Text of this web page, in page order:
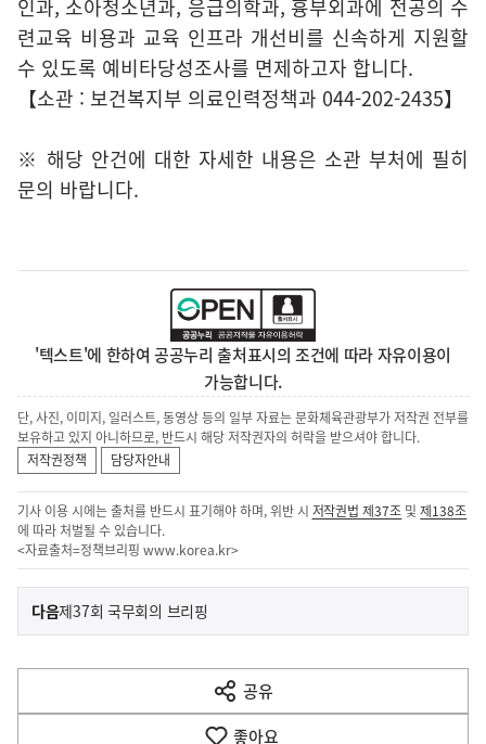
인과, 소아청소년과, 응급의학과, 흉부외과에 전공의 수
련교육 비용과 교육 인프라 개선비를 신속하게 지원할
수 있도록 예비타당성조사를 면제하고자 합니다.
【소관 : 보건복지부 의료인력정책과 044-202-2435】
※ 해당 안건에 대한 자세한 내용은 소관 부처에 필히
문의 바랍니다.
'텍스트'에 한하여 공공누리 출처표시의 조건에 따라 자유이용이
가능합니다.
단, 사진, 이미지, 일러스트, 동영상 등의 일부 자료는 문화체육관광부가 저작권 전부를
보유하고 있지 아니하므로, 반드시 해당 저작권자의 허락을 받으셔야 합니다.
저작권정책
담당자안내
기사 이용 시에는 출처를 반드시 표기해야 하며, 위반 시 저작권법 제37조 및제138조
에 따라 처벌될 수 있습니다.
<자료출처=정책브리핑 www.korea.kr>
이
전
다
음
다음기
제37회 국무회의 브리핑
공유
열
기
좋아요